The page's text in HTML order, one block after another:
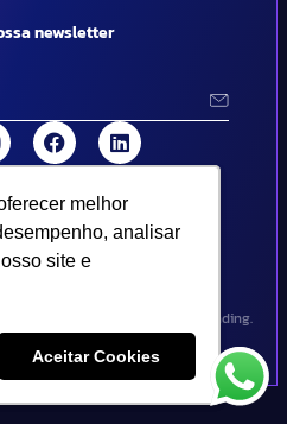
melhor
analisar
site e
Aceitar Cookies
melhor
analisar
site e
Aceitar Cookies
newsletter
Todos os direitos
de privacidade..
Design por Empória Branding.